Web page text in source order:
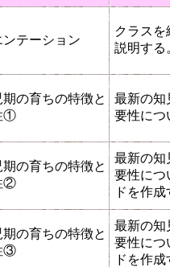
ンテーション
クラス
説明する
の育ちの特徴と
①
最新の知
要性につ
の育ちの特徴と
②
最新の知
要性につ
ドを作
の育ちの特徴と
③
最新の知
要性につ
ドを作